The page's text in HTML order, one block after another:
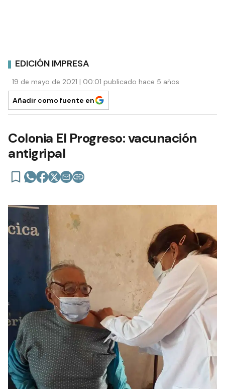
EDICIÓN IMPRESA
19 de mayo de 2021 | 00:01 publicado hace 5 años
Añadir como fuente en
Colonia El Progreso: vacunación
antigripal